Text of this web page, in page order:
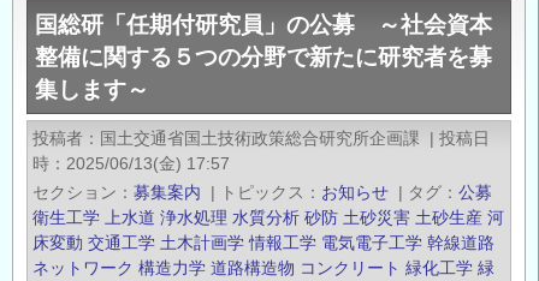
会
資
本
分
野
お
け
る
国総研「任期付研究員」の公募 ～社会資本
整備に関する５つの分野で新たに研究者を募
集します～
投稿者 国土交通省国土技術政策総合研究所企画課 | 投稿日
時
2025/06/13(金) 17:57
セクション
募集案内 | トピックス お知らせ | タグ
公募
衛生工学
上水道 浄水処理 水質分析 砂防 土砂災害 土砂生産 河
床変動 交通工学 土木計画学 情報工学 電気電子工学 幹線道路
ネットワーク 構造力学 道路構造物 コンクリート 緑化工学 緑